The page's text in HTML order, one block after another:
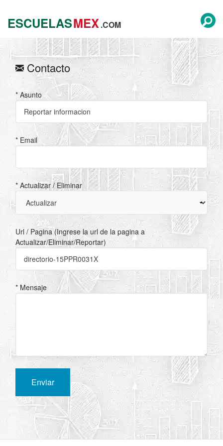
ESCUELASMEX.COM
Contacto
* Asunto
* Email
* Actualizar / Eliminar
Url / Pagina (Ingrese la url de la pagina a
Actualizar/Eliminar/Reportar)
* Mensaje
Enviar